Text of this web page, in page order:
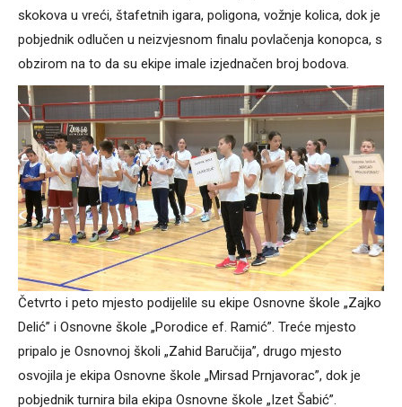
skokova u vreći, štafetnih igara, poligona, vožnje kolica, dok je
pobjednik odlučen u neizvjesnom finalu povlačenja konopca, s
obzirom na to da su ekipe imale izjednačen broj bodova.
Četvrto i peto mjesto podijelile su ekipe Osnovne škole „Zajko
Delić” i Osnovne škole „Porodice ef. Ramić”. Treće mjesto
pripalo je Osnovnoj školi „Zahid Baručija”, drugo mjesto
osvojila je ekipa Osnovne škole „Mirsad Prnjavorac”, dok je
pobjednik turnira bila ekipa Osnovne škole „Izet Šabić”.